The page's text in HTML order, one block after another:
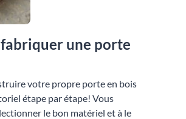
une porte
votre propre porte en bois
étape par étape! Vous
le bon matériel et à le